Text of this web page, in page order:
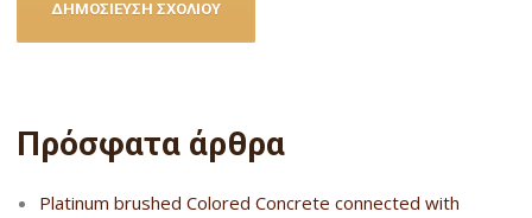
Πρόσφατα άρθρα
Platinum brushed Colored Concrete connected with